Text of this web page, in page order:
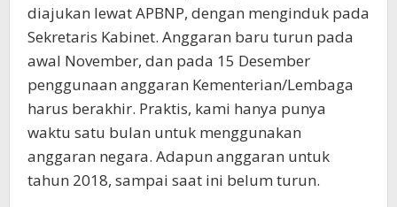
diajukan lewat APBNP, dengan menginduk pada
Sekretaris Kabinet. Anggaran baru turun pada
awal November, dan pada 15 Desember
penggunaan anggaran Kementerian/Lembaga
harus berakhir. Praktis, kami hanya punya
waktu satu bulan untuk menggunakan
anggaran negara. Adapun anggaran untuk
tahun 2018, sampai saat ini belum turun.